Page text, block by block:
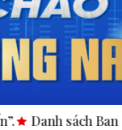
hành Đảng bộ